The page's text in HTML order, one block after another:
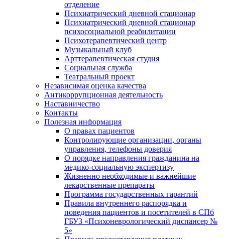
отделение
Психиатрический дневной стационар
Психиатрический дневной стационар
психосоциальной реабилитации
Психотерапевтический центр
Музыкальный клуб
Арттерапевтическая студия
Социальная служба
Театральный проект
Независимая оценка качества
Антикоррупционная деятельность
Наставничество
Контакты
Полезная информация
О правах пациентов
Контролирующие организации, органы
управления, телефоны доверия
О порядке направления гражданина на
медико-социальную экспертизу
Жизненно необходимые и важнейшие
лекарственные препараты
Программа государственных гарантий
Правила внутреннего распорядка и
поведения пациентов и посетителей в СПб
ГБУЗ «Психоневрологический диспансер №
5»